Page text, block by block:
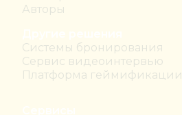
Авторы
Системы бронирования
Сервис видеоинтервью
Платформа геймификации